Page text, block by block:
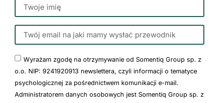
Wyrażam zgodę na otrzymywanie od Somentiq Group sp. z
o.o. NIP: 9241920913 newslettera, czyli informacji o tematyce
psychologicznej za pośrednictwem komunikacji e-mail.
Administratorem danych osobowych jest Somentiq Group sp. z